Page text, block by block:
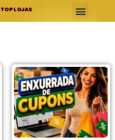
TOP LOJAS